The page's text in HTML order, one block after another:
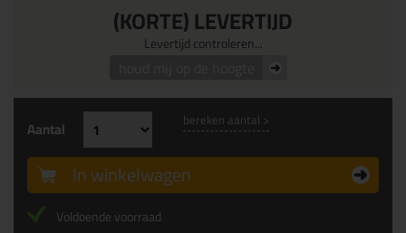
(KORTE) LEVERTIJD
Levertijd controleren...
Aantal bereken aantal >
In winkelwagen
Voldoende voorraad